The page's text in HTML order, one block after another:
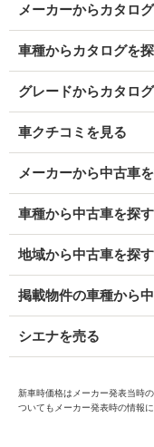
メーカーからカタロ
車種からカタログを
グレードからカタロ
車クチコミを見る
メーカーから中古車
車種から中古車を探す
地域から中古車を探す
掲載物件の車種から
シエナを売る
新車時価格はメーカー発表当時
ついてもメーカー発表時の情報に